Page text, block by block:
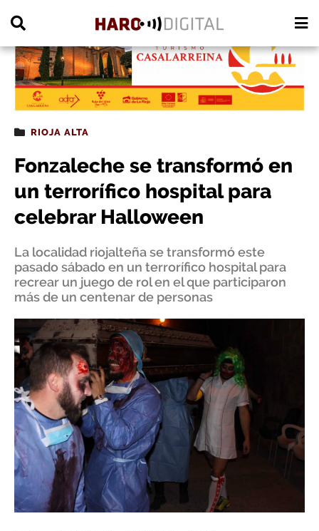
RIOJA ALTA
Fonzaleche se transformó en
un terrorífico hospital para
celebrar Halloween
La localidad riojalteña se transformó este
pasado sábado en un terrorífico hospital para
recrear un juego de rol en el que participaron
más de un centenar de personas